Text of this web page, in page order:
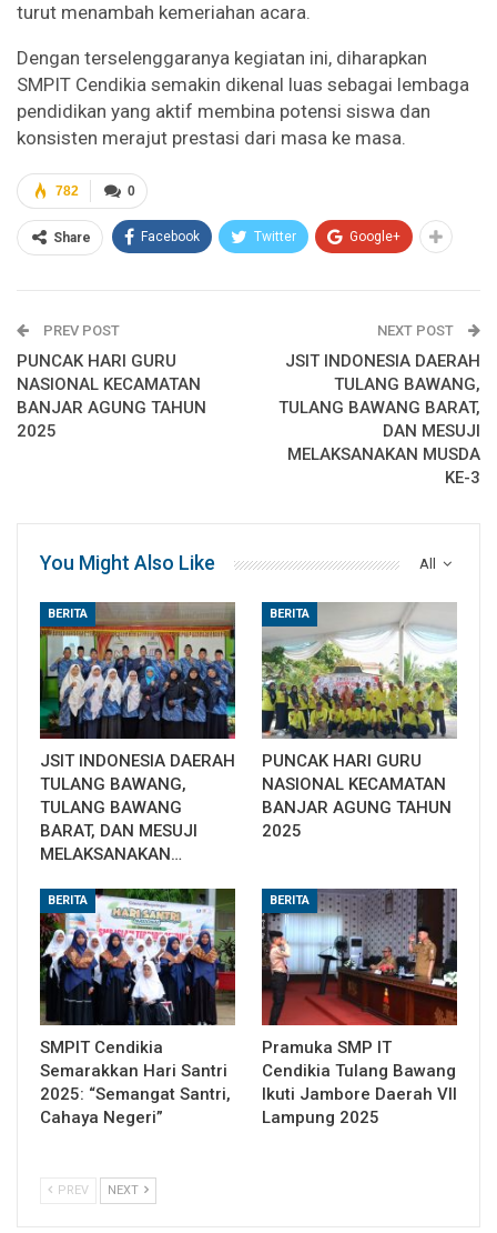
turut menambah kemeriahan acara.
Dengan terselenggaranya kegiatan ini, diharapkan
SMPIT Cendikia semakin dikenal luas sebagai lembaga
pendidikan yang aktif membina potensi siswa dan
konsisten merajut prestasi dari masa ke masa.
0
782
Share Facebook Twitter Google+
PREV POST
PUNCAK HARI GURU
NASIONAL KECAMATAN
BANJAR AGUNG TAHUN
2025
NEXT POST
JSIT INDONESIA DAERAH
TULANG BAWANG,
TULANG BAWANG BARAT,
DAN MESUJI
MELAKSANAKAN MUSDA
KE-3
All
You Might Also Like
BERITA
JSIT INDONESIA DAERAH
TULANG BAWANG,
TULANG BAWANG
BARAT, DAN MESUJI
MELAKSANAKAN…
BERITA
PUNCAK HARI GURU
NASIONAL KECAMATAN
BANJAR AGUNG TAHUN
2025
BERITA
SMPIT Cendikia
Semarakkan Hari Santri
2025: “Semangat Santri,
Cahaya Negeri”
BERITA
Pramuka SMP IT
Cendikia Tulang Bawang
Ikuti Jambore Daerah VII
Lampung 2025
PREV NEXT